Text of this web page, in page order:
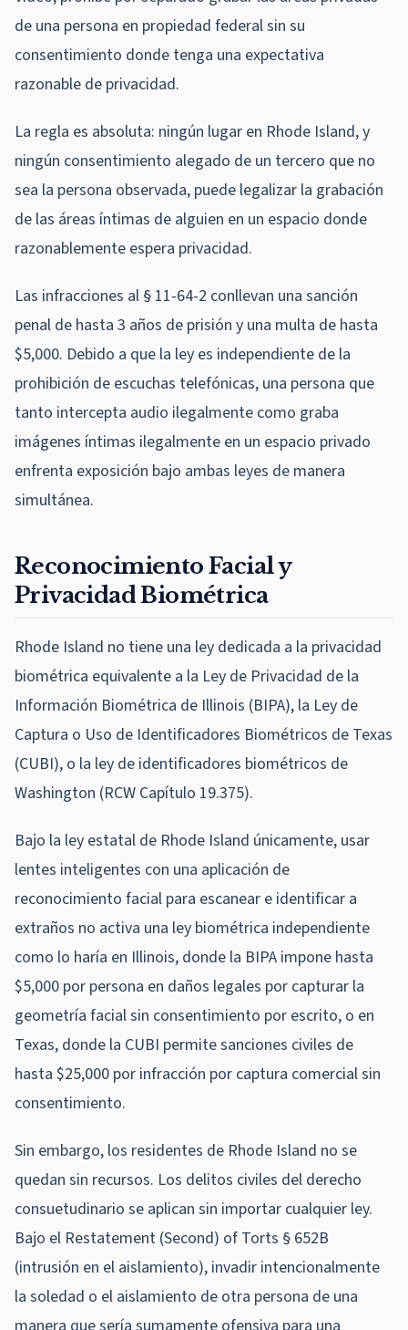
de una persona en propiedad federal sin su
consentimiento donde tenga una expectativa
razonable de privacidad.
La regla es absoluta: ningún lugar en Rhode Island, y
ningún consentimiento alegado de un tercero que no
sea la persona observada, puede legalizar la grabación
de las áreas íntimas de alguien en un espacio donde
razonablemente espera privacidad.
Las infracciones al § 11-64-2 conllevan una sanción
penal de hasta 3 años de prisión y una multa de hasta
$5,000. Debido a que la ley es independiente de la
prohibición de escuchas telefónicas, una persona que
tanto intercepta audio ilegalmente como graba
imágenes íntimas ilegalmente en un espacio privado
enfrenta exposición bajo ambas leyes de manera
simultánea.
Reconocimiento Facial y
Privacidad Biométrica
Rhode Island no tiene una ley dedicada a la privacidad
biométrica equivalente a la Ley de Privacidad de la
Información Biométrica de Illinois (BIPA), la Ley de
Captura o Uso de Identificadores Biométricos de Texas
(CUBI), o la ley de identificadores biométricos de
Washington (RCW Capítulo 19.375).
Bajo la ley estatal de Rhode Island únicamente, usar
lentes inteligentes con una aplicación de
reconocimiento facial para escanear e identificar a
extraños no activa una ley biométrica independiente
como lo haría en Illinois, donde la BIPA impone hasta
$5,000 por persona en daños legales por capturar la
geometría facial sin consentimiento por escrito, o en
Texas, donde la CUBI permite sanciones civiles de
hasta $25,000 por infracción por captura comercial sin
consentimiento.
Sin embargo, los residentes de Rhode Island no se
quedan sin recursos. Los delitos civiles del derecho
consuetudinario se aplican sin importar cualquier ley.
Bajo el Restatement (Second) of Torts § 652B
(intrusión en el aislamiento), invadir intencionalmente
la soledad o el aislamiento de otra persona de una